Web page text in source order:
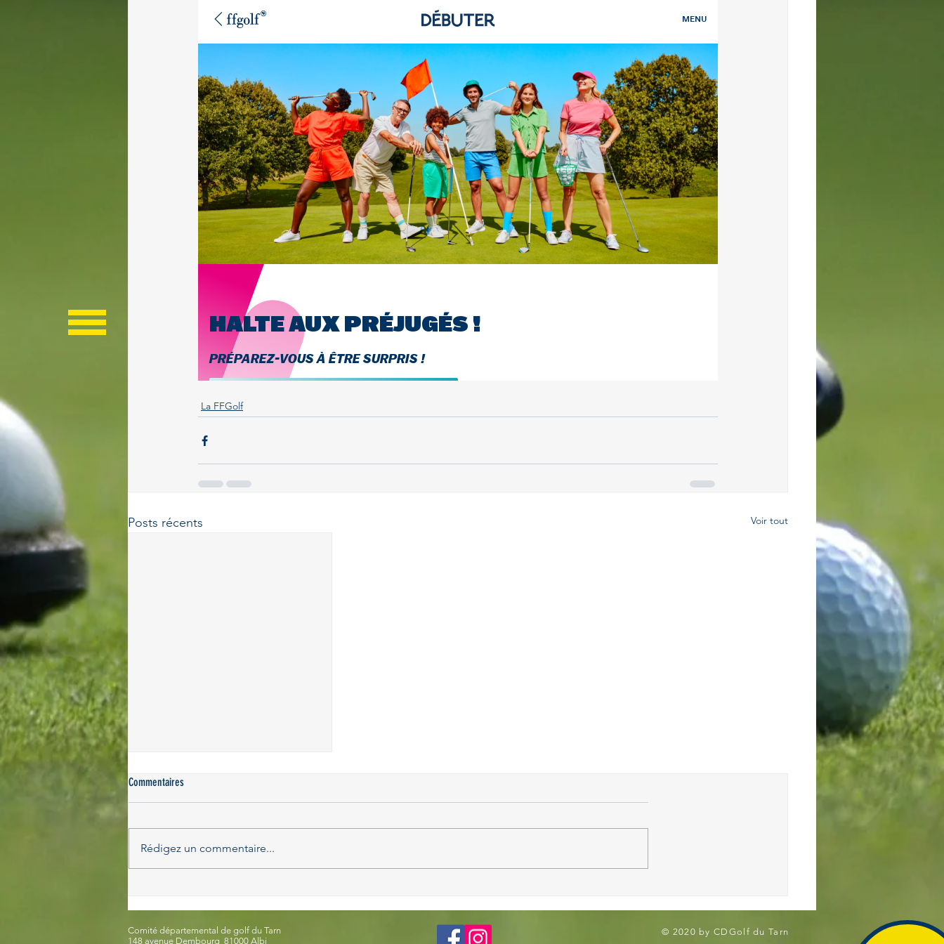
La FFGolf
Posts récents Voir tout
Commentaires
Rédigez un commentaire...
Comité départemental de golf du Tarn
148 avenue Dembourg 81000 Albi
© 2020 by CDGolf du Tarn